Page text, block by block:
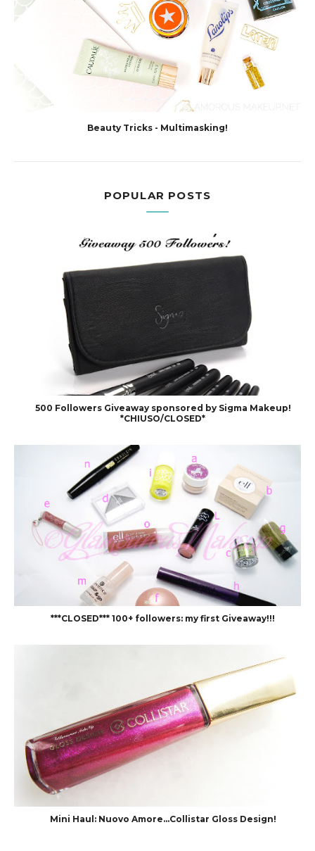
Beauty Tricks - Multimasking!
POPULAR POSTS
500 Followers Giveaway sponsored by Sigma Makeup!
*CHIUSO/CLOSED*
***CLOSED*** 100+ followers: my first Giveaway!!!
Mini Haul: Nuovo Amore...Collistar Gloss Design!